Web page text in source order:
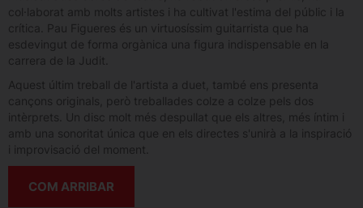
col·laborat amb molts artistes i ha cultivat l'estima del públic i la
crítica. Pau Figueres és un virtuosíssim guitarrista que ha
esdevingut de forma orgànica una figura indispensable en la
carrera de la Judit.
Aquest últim treball de l'artista a duet, també ens presenta
cançons originals, però treballades colze a colze pels dos
intèrprets. Un disc molt més despullat que els altres, més íntim i
amb una sonoritat única que en els directes s'unirà a la inspiració
i improvisació del moment.
COM ARRIBAR